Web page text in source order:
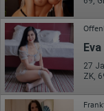
Ort der Verarbeitung:
Europäische Union
Hotjar
Wir nutzen Hotjar
Daten über das
auch im Rahmen
auf unserer
Informationen
Eva